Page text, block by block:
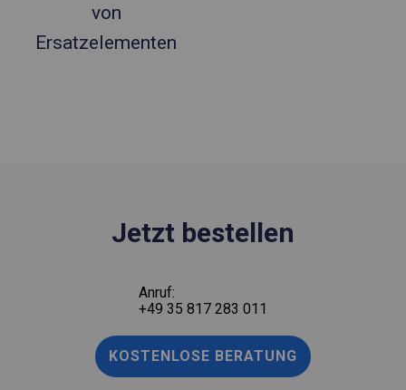
von
Ersatzelementen
Jetzt bestellen
Anruf:
+49 35 817 283 011
KOSTENLOSE BERATUNG